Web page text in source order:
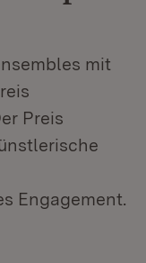
mit
Preis
Engagement.